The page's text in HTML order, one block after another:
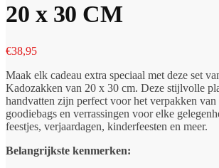
20 x 30 CM
€38,95
Maak elk cadeau extra speciaal met deze set
Kadozakken van 20 x 30 cm. Deze stijlvolle
handvatten zijn perfect voor het verpakken van
goodiebags en verrassingen voor elke
feestjes, verjaardagen, kinderfeesten en meer.
Belangrijkste kenmerken: